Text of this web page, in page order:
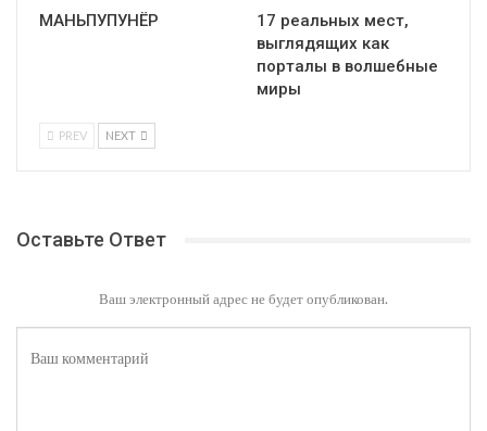
МАНЬПУПУНЁР
17 реальных мест,
выглядящих как
порталы в волшебные
миры
PREV NEXT
Оставьте Ответ
Ваш электронный адрес не будет опубликован.